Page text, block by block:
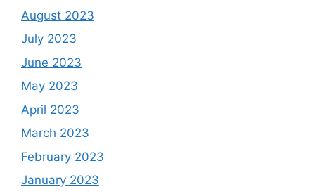
August 2023
July 2023
June 2023
May 2023
April 2023
March 2023
February 2023
January 2023